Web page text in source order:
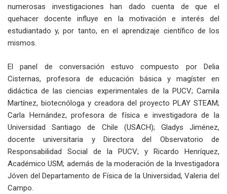
numerosas investigaciones han dado cuenta de que el
quehacer docente influye en la motivación e interés del
estudiantado y, por tanto, en el aprendizaje científico de los
mismos.
El panel de conversación estuvo compuesto por Delia
Cisternas, profesora de educación básica y magíster en
didáctica de las ciencias experimentales de la PUCV; Camila
Martínez, biotecnóloga y creadora del proyecto PLAY STEAM;
Carla Hernández, profesora de física e investigadora de la
Universidad Santiago de Chile (USACH); Gladys Jiménez,
docente universitaria y Directora del Observatorio de
Responsabilidad Social de la PUCV; y Ricardo Henríquez,
Académico USM; además de la moderación de la Investigadora
Jóven del Departamento de Física de la Universidad, Valeria del
Campo.